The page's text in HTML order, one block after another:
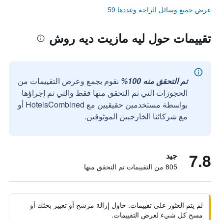
عرض جميع وسائل الراحة وعددها 59
تقييمات حول ليه مازيت ديه روش
تم التحقق منه 100%
نقوم بجمع وعرض التقييمات من
الحجوزات التي تم التحقق منها فقط والتي تم إجراؤها
بواسطة مستخدمين حقيقيين مع HotelsCombined أو
مع شركائنا الخارجيين الموثوقين.
7.8 جيد
805 من التقييمات تم التحقق منها
لم يتم العثور على تقييمات. حاول إزالة مرشح أو تغيير بحثك أو
مسح كل شيء لعرض التقييمات.